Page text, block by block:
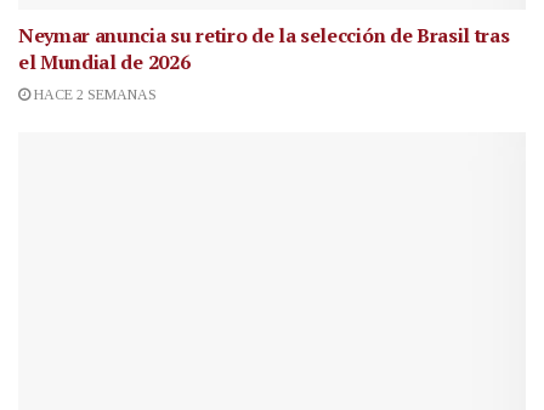
Neymar anuncia su retiro de la selección de Brasil tras
el Mundial de 2026
HACE 2 SEMANAS